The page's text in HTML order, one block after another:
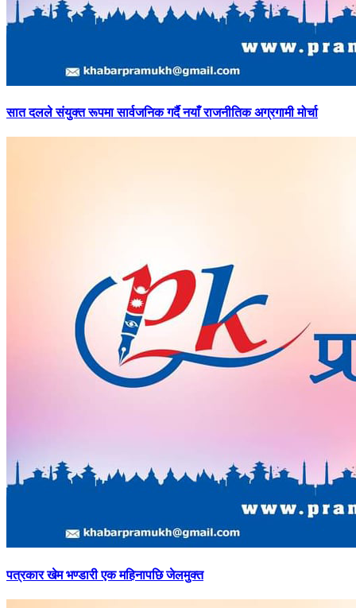
सातदलले संयुक्त रूपमा सार्वजनिक गर्दै नयाँ राजनीतिक अग्रगामी मोर्चा
पत्रकारखेम भण्डारी एक महिनापछि जेलमुक्त